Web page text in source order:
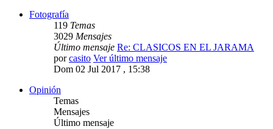
Fotografía
119 Temas
3029 Mensajes
Último mensaje Re: CLASICOS EN EL JARAMA
porcasito Ver último mensaje
Dom 02 Jul 2017 , 15:38
Opinión
Temas
Mensajes
Último mensaje